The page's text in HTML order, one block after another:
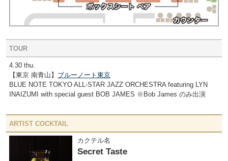
TOUR
4.30 thu.
【東京 南青山】 ブルーノート東京
BLUE NOTE TOKYO ALL-STAR JAZZ ORCHESTRA featuring LYN
INAIZUMI with special guest BOB JAMES ※Bob James のみ出演
ARTIST COCKTAIL
カクテル名
Secret Taste